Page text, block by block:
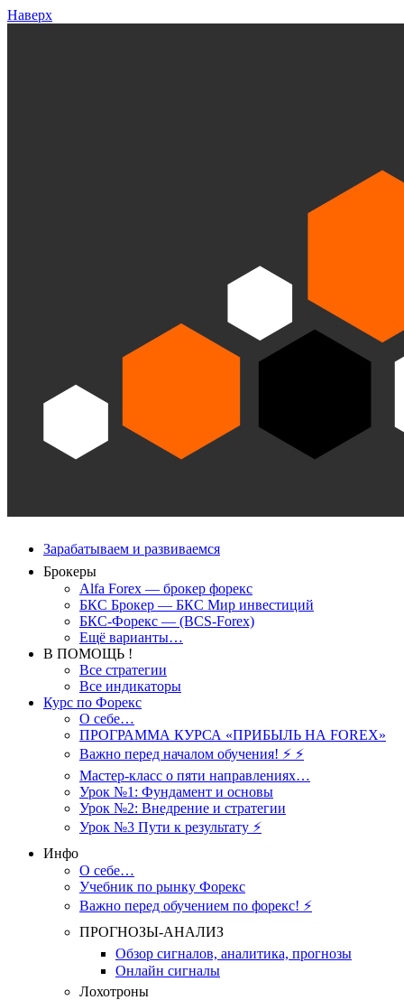
Наверх
Зарабатываем и развиваемся
Брокеры
Alfa Forex — брокер форекс
БКС Брокер — БКС Мир инвестиций
БКС-Форекс — (BCS-Forex)
Ещё варианты…
В ПОМОЩЬ !
Все стратегии
Все индикаторы
Курс по Форекс
О себе…
ПРОГРАММА КУРСА «ПРИБЫЛЬ НА FOREX»
Важно перед началом обучения! ⚡ ⚡
Мастер-класс о пяти направлениях…
Урок №1: Фундамент и основы
Урок №2: Внедрение и стратегии
Урок №3 Пути к результату ⚡️
Инфо
О себе…
Учебник по рынку Форекс
Важно перед обучением по форекс! ⚡
ПРОГНОЗЫ-АНАЛИЗ
Обзор сигналов, аналитика, прогнозы
Онлайн сигналы
Лохотроны